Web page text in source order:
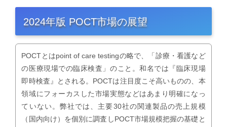
2024年版 POCT市場の展望
POCTとはpoint of care testingの略で、「診療・看護など
の医療現場での臨床検査」のこと。和名では『臨床現場
即時検査』とされる。POCTは注目度こそ高いものの、本
領域にフォーカスした市場実態などはあまり明確になっ
ていない。弊社では、主要30社の関連製品の売上規模
（国内向け）を個別に調査しPOCT市場規模把握の基礎と